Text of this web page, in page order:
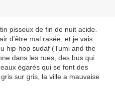
pisseux de fin de nuit acide.
d'être mal rasée, et je vais
hip-hop sudaf (Tumi and the
dans les rues, des bus qui
égarés qui se font des
sur gris, la ville a mauvaise